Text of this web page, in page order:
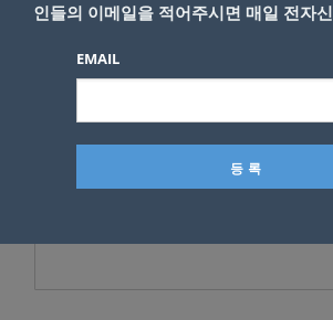
내셔널리그 중부지구 선두인 밀
달리며 36승 21패를 기록했다.
인들의 이메일을 적어주시면 매일 전자
EMAIL